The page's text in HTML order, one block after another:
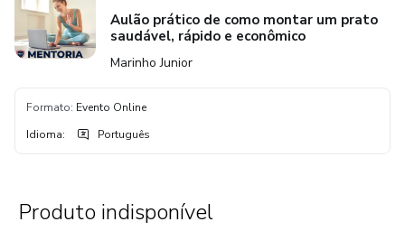
Aulão prático de como montar um prato
saudável, rápido e econômico
Marinho Junior
Formato: Evento Online
Idioma: Português
Produto indisponível